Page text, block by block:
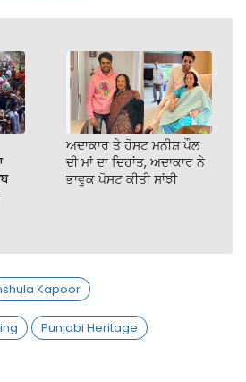
ਅਦਾਕਾਰ ਤੇ ਹੋਸਟ ਮਨੀਸ਼ ਪੌਲ
ਦੀ ਮਾਂ ਦਾ ਦਿਹਾਂਤ, ਅਦਾਕਾਰ ਨੇ
ਭਾਵੁਕ ਪੋਸਟ ਕੀਤੀ ਸਾਂਝੀ
Kapoor
Punjabi Heritage